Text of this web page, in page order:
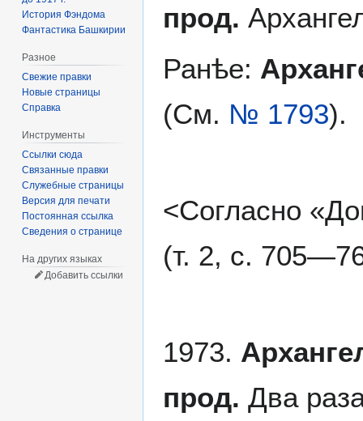
прод.
Ранѣе:
(См. № 1793).
<Согласно
(т. 2, с.
1973.
прод. Два
История Фэндома
Фантастика Башкирии
Разное
Свежие правки
Новые страницы
Справка
Инструменты
Ссылки сюда
Связанные правки
Служебные страницы
Версия для печати
Постоянная ссылка
Сведения о странице
На других языках
Добавить ссылки